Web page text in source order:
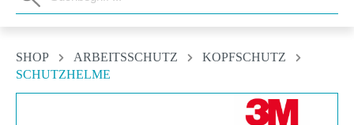
SHOP ARBEITSSCHUTZ
KOPFSCHUTZ
SCHUTZHELME